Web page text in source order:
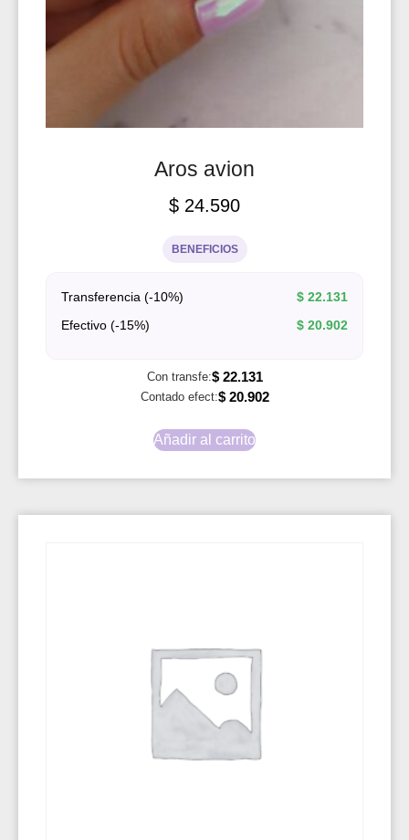
Aros avion
$ 24.590
BENEFICIOS
Transferencia (-10%) $ 22.131
Efectivo (-15%)
$ 20.902
Con transfe:$22.131
Contado efect:$20.902
Añadir al carrito